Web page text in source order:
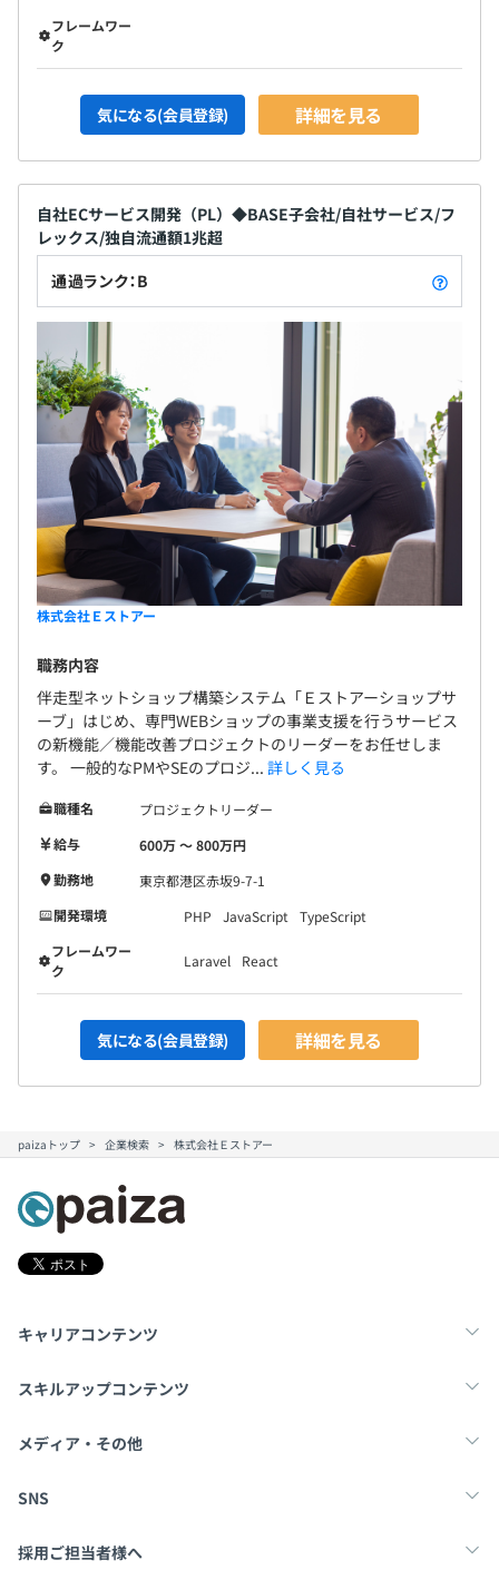
フレームワー
ク
気になる(会員登録) 詳細を見る
自社ECサービス開発（PL）◆BASE子会社/自社サービス/フ
レックス/独自流通額1兆超
通過ランク：B
株式会社Ｅストアー
職務内容
伴走型ネットショップ構築システム「Ｅストアーショップサ
ーブ」はじめ、専門WEBショップの事業支援を行うサービス
の新機能／機能改善プロジェクトのリーダーをお任せしま
す。 一般的なPMやSEのプロジ... 詳しく見る
職種名
プロジェクトリーダー
給与
600万 〜 800万円
勤務地
東京都港区赤坂9-7-1
開発環境
PHP JavaScript
TypeScript
フレームワー
ク
Laravel React
気になる(会員登録) 詳細を見る
paizaトップ 企業検索 株式会社Ｅストアー
キャリアコンテンツ
転職・キャリア
スキルアップコンテンツ
学習
メディア・その他
Tech Team Journal
SNS
X
採用ご担当者様へ